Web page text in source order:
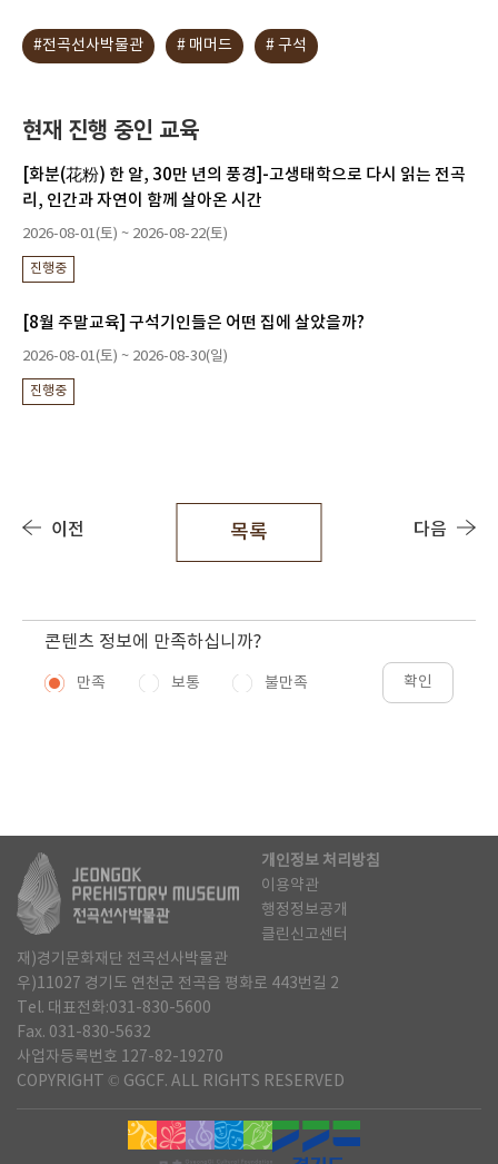
#전곡선사박물관 # 매머드 # 구석
현재 진행 중인 교육
[화분(花粉) 한 알, 30만 년의 풍경]-고생태학으로 다시 읽는 전곡
리, 인간과 자연이 함께 살아온 시간
2026-08-01(토) ~ 2026-08-22(토)
진행중
[8월 주말교육] 구석기인들은 어떤 집에 살았을까?
2026-08-01(토) ~ 2026-08-30(일)
진행중
이전 목록 다음
콘텐츠 정보에 만족하십니까?
만족 보통 불만족 확인
개인정보 처리방침
이용약관
행정정보공개
클린신고센터
재)경기문화재단 전곡선사박물관
우)11027 경기도 연천군 전곡읍 평화로 443번길 2
Tel. 대표전화:031-830-5600
Fax. 031-830-5632
사업자등록번호 127-82-19270
COPYRIGHT © GGCF. ALL RIGHTS RESERVED